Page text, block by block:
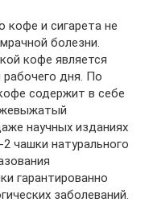
и сигарета не
болезни.
кофе является
дня. По
содержит в себе
научных изданиях
чашки натурального
гарантированно
заболеваний.